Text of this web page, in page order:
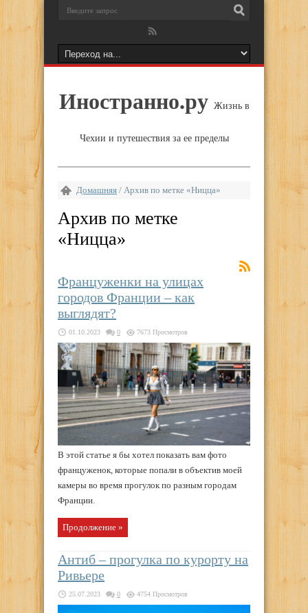
Иностранно.ру Жизнь в
Чехии и путешествия за ее пределы
Домашняя / Архив по метке «Ницца»
Архив по метке
«Ницца»
Француженки на улицах
городов Франции – как
выглядят?
01.10.2023 0 7673 Просмотров
В этой статье я бы хотел показать вам фото
француженок, которые попали в объектив моей
камеры во время прогулок по разным городам
Франции.
Продолжение »
Антиб – прогулка по курорту на
Ривьере
25.07.2023 0 4754 Просмотров